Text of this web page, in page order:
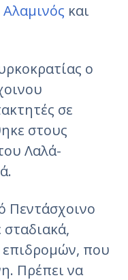
Αλαμινός και
ο
σε
στους
Λαλά-
Πεντάσχοινο
επιδρομών, που
Πρέπει να